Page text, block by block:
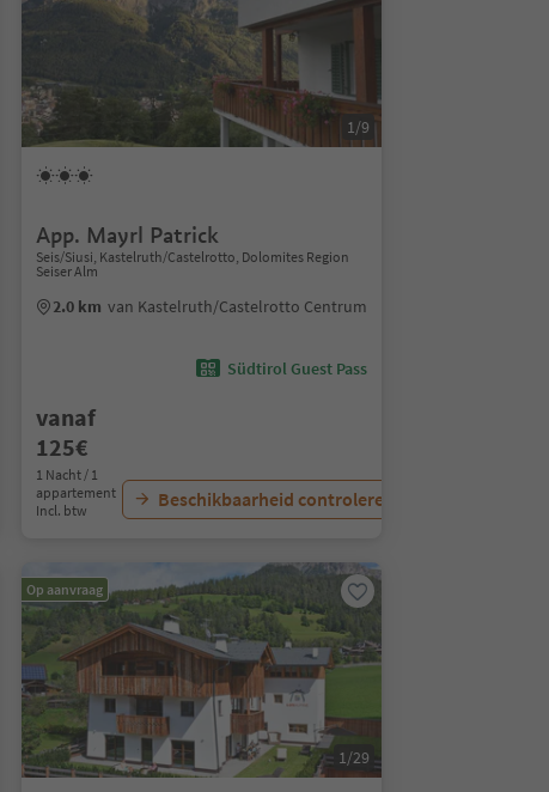
1/9
App. Mayrl Patrick
Seis/Siusi, Kastelruth/Castelrotto, Dolomites Region
Seiser Alm
2.0 km van Kastelruth/Castelrotto Centrum
Südtirol Guest Pass
vanaf
125€
1 Nacht / 1
appartement
Incl. btw
Beschikbaarheid controleren
Op aanvraag
1/29